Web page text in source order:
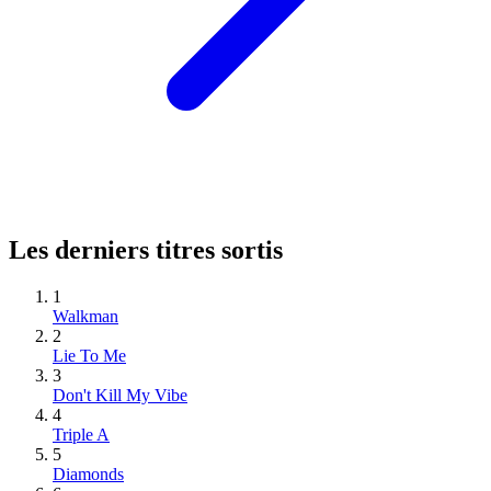
Les derniers titres sortis
1
Walkman
2
Lie To Me
3
Don't Kill My Vibe
4
Triple A
5
Diamonds